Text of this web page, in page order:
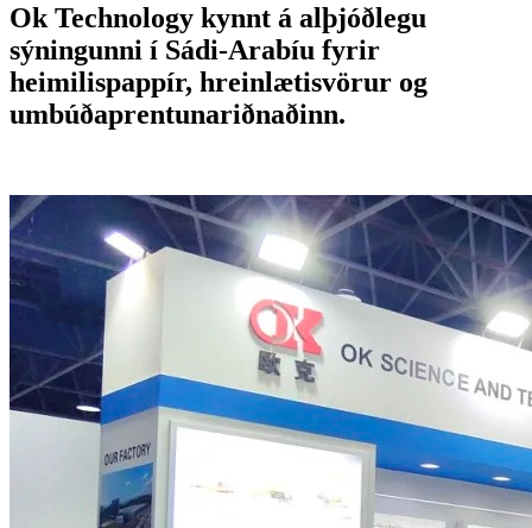
Ok Technology kynnt á alþjóðlegu
sýningunni í Sádi-Arabíu fyrir
heimilispappír, hreinlætisvörur og
umbúðaprentunariðnaðinn.